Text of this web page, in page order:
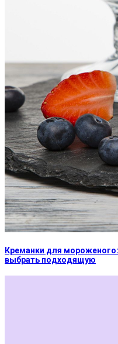
Креманки для
выбрать подходящую